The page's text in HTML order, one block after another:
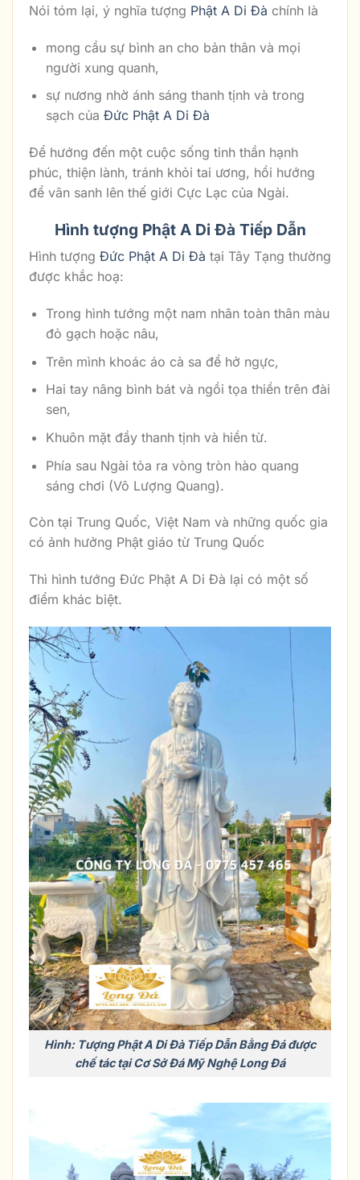
Nói tóm lại, ý nghĩa tượng Phật A Di Đà chính là
mong cầu sự bình an cho bản thân và mọi
người xung quanh,
sự nương nhờ ánh sáng thanh tịnh và trong
sạch của Đức Phật A Di Đà
Để hướng đến một cuộc sống tinh thần hạnh
phúc, thiện lành, tránh khỏi tai ương, hồi hướng
để vãn sanh lên thế giới Cực Lạc của Ngài.
Hình tượng Phật A Di Đà Tiếp Dẫn
Hình tượng Đức Phật A Di Đà tại Tây Tạng thường
được khắc hoạ:
Trong hình tướng một nam nhân toàn thân màu
đỏ gạch hoặc nâu,
Trên mình khoác áo cà sa để hở ngực,
Hai tay nâng bình bát và ngồi tọa thiền trên đài
sen,
Khuôn mặt đầy thanh tịnh và hiền từ.
Phía sau Ngài tỏa ra vòng tròn hào quang
sáng chơi (Vô Lượng Quang).
Còn tại Trung Quốc, Việt Nam và những quốc gia
có ảnh hưởng Phật giáo từ Trung Quốc
Thì hình tướng Đức Phật A Di Đà lại có một số
điểm khác biệt.
Hình: Tượng Phật A Di Đà Tiếp Dẫn Bằng Đá được
chế tác tại Cơ Sở Đá Mỹ Nghệ Long Đá